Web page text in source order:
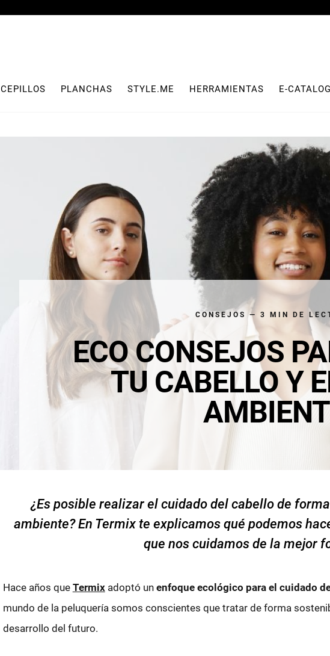
CEPILLOS PLANCHAS STYLE.ME HERRAMIENTAS E-
CONSEJOS — 3 MIN DE
ECO CONSEJOS
TU CABELLO Y
¿Es posible realizar el cuidado del cabello de
ambiente? En Termix te explicamos qué podemos
que nos cuidamos de la mejor
Hace años que Termixadoptó un enfoque ecológico para el cuidado
mundo de la peluquería somos conscientes que tratar de forma
desarrollo del futuro.